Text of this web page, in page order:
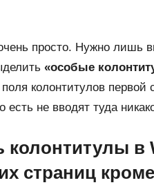
просто. Нужно лишь
«особые
колонтитулов первой
не вводят туда
колонтитулы в
страниц